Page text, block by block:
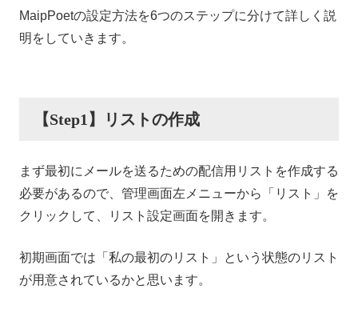
MaipPoetの設定方法を6つのステップに分けて詳しく説
明をしていきます。
【Step1】リストの作成
まず最初にメールを送るための配信用リストを作成する
必要があるので、管理画面左メニューから「リスト」を
クリックして、リスト設定画面を開きます。
初期画面では「私の最初のリスト」という状態のリスト
が用意されているかと思います。